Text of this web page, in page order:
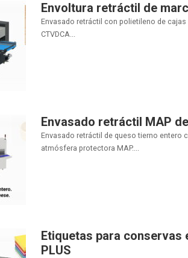
Envoltura retráctil de
Envasado retráctil con polietileno de
CTVDCA...
Envasado retráctil MAP
Envasado retráctil de queso tierno entero
atmósfera protectora MAP....
Etiquetas para conservas
PLUS